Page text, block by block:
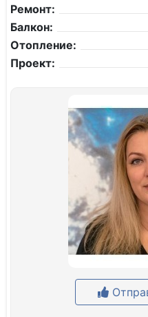
Ремонт:
Балкон:
Отопление:
Проект: